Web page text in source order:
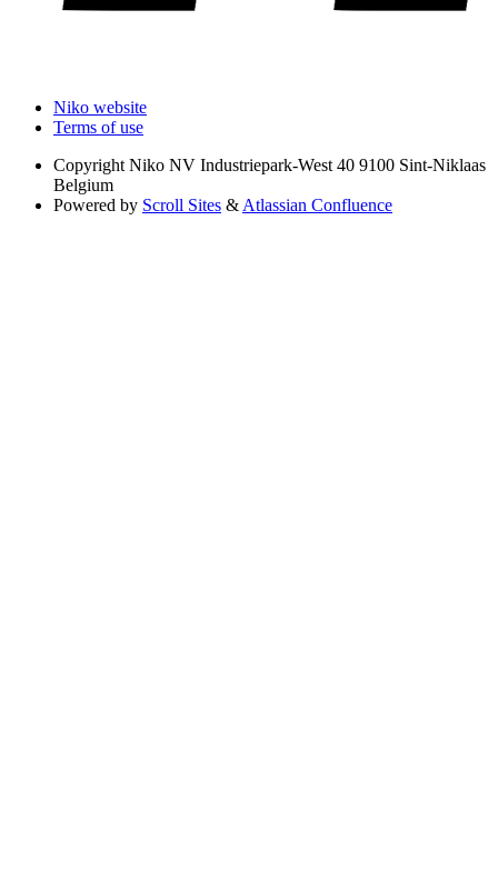
Niko website
Terms of use
Copyright Niko NV Industriepark-West 40 9100 Sint-Niklaas
Belgium
Powered by Scroll Sites & Atlassian Confluence